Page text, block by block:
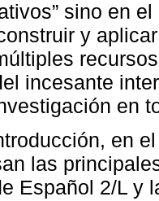
sino en
y
incesante
en
en
las
Español 2/L y